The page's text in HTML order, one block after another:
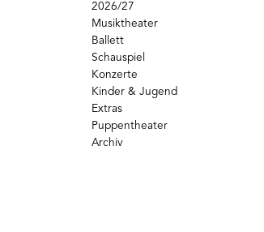
2026/27
Musiktheater
Ballett
Schauspiel
Konzerte
Kinder & Jugend
Extras
Puppentheater
Archiv